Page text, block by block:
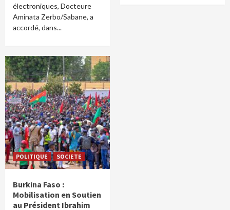
électroniques, Docteure
Aminata Zerbo/Sabane, a
accordé, dans...
POLITIQUE SOCIETE
Burkina Faso :
Mobilisation en Soutien
au Président Ibrahim